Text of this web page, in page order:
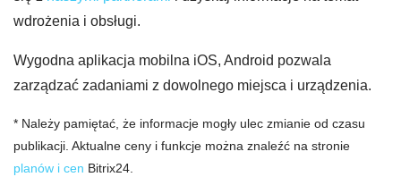
wdrożenia i obsługi.
Wygodna aplikacja mobilna iOS, Android pozwala
zarządzać zadaniami z dowolnego miejsca i urządzenia.
* Należy pamiętać, że informacje mogły ulec zmianie od czasu
publikacji. Aktualne ceny i funkcje można znaleźć na stronie
planów i cen Bitrix24.